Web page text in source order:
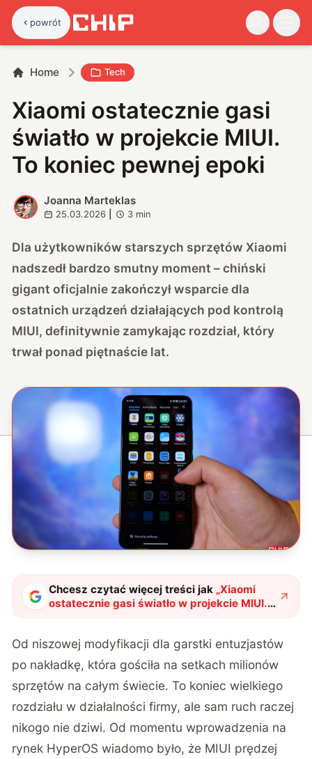
powrót
Home Tech
Xiaomi ostatecznie gasi
światło w projekcie MIUI.
To koniec pewnej epoki
J
Joanna Marteklas
25.03.2026 3 min
Dla użytkowników starszych sprzętów Xiaomi
nadszedł bardzo smutny moment – chiński
gigant oficjalnie zakończył wsparcie dla
ostatnich urządzeń działających pod kontrolą
MIUI, definitywnie zamykając rozdział, który
trwał ponad piętnaście lat.
Chcesz czytać więcej treści jak „Xiaomi
ostatecznie gasi światło w projekcie MIUI.
To koniec pewnej epoki"?
Od niszowej modyfikacji dla garstki entuzjastów
po nakładkę, która gościła na setkach milionów
sprzętów na całym świecie. To koniec wielkiego
rozdziału w działalności firmy, ale sam ruch raczej
nikogo nie dziwi. Od momentu wprowadzenia na
rynek HyperOS wiadomo było, że MIUI prędzej